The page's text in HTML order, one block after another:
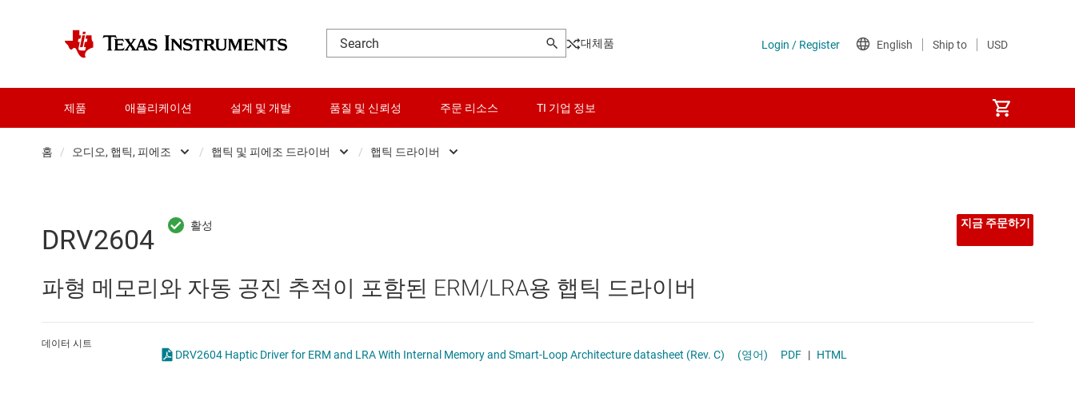
대체품
제품 애플리케이션 설계 및 개발 품질 및 신뢰성 주문 리소스 TI 기업 정보
홈 / 오디오, 햅틱, 피에조
RF 및 마이크로파
데이터 컨버터
마이크로컨트롤러(MCU) 및 프로세서
인터페이스
절연
/ 햅틱 및 피에조 드라이버
햅틱 및 피에조 드라이버
/ 햅틱 드라이버
DRV2604
파형 메모리와 자동 공진 추적이 포함된 ERM/LRA용 햅틱 드라이버
지금 주문하기
데이터 시트
DRV2604 Haptic Driver for ERM and LRA With Internal Memory and Smart-Loop Architecture datasheet (Rev. C) (영어) PDF | HTML